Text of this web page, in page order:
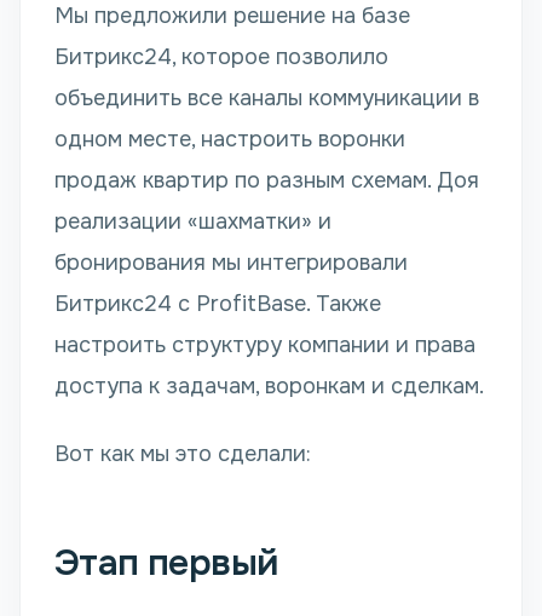
Мы предложили решение на базе
Битрикс24, которое позволило
объединить все каналы коммуникации в
одном месте, настроить воронки
продаж квартир по разным схемам. Доя
реализации «шахматки» и
бронирования мы интегрировали
Битрикс24 с ProfitBase. Также
настроить структуру компании и права
доступа к задачам, воронкам и сделкам.
Вот как мы это сделали:
Этап первый